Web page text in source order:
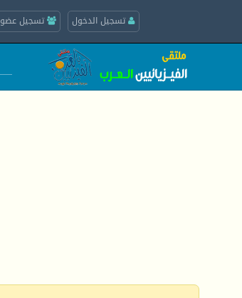
تسجيل الدخول تسجيل